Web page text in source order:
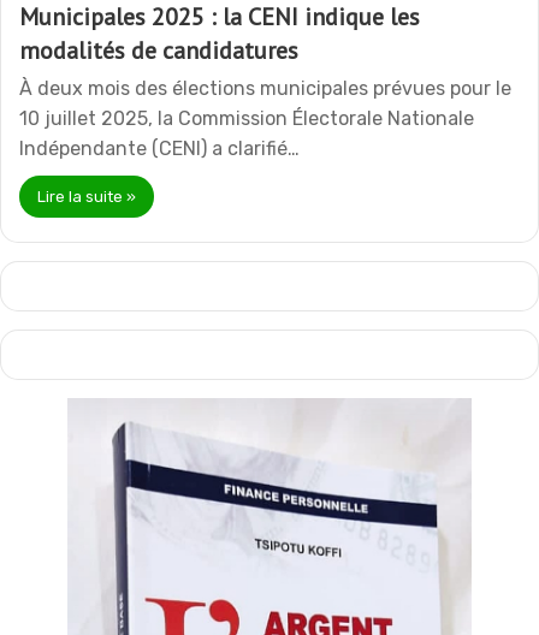
Municipales 2025 : la CENI indique les
modalités de candidatures
À deux mois des élections municipales prévues pour le
10 juillet 2025, la Commission Électorale Nationale
Indépendante (CENI) a clarifié…
Lire la suite »